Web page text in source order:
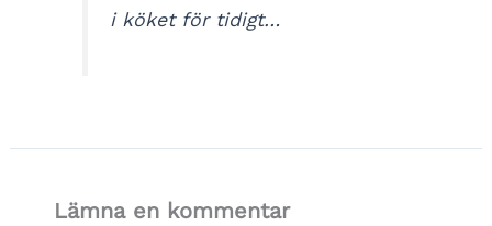
i köket för tidigt…
Lämna en kommentar